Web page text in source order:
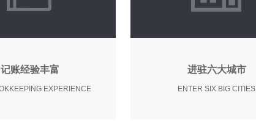
记账经验丰富
EXPERIENCE
进驻六大城市
ENTER SIX BIG CITIES